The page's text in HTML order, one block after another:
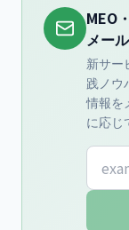
MEO
メー
新サー
践ノウ
情報を
に応じ
メール